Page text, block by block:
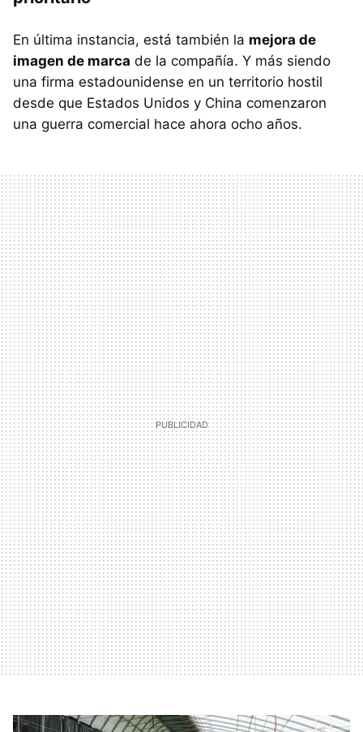
En última instancia, está también la mejora de
imagen de marca de la compañía. Y más siendo
una firma estadounidense en un territorio hostil
desde que Estados Unidos y China comenzaron
una guerra comercial hace ahora ocho años.